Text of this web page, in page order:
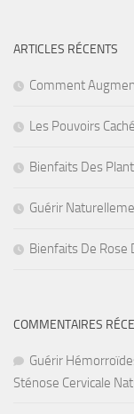
ARTICLES RÉCENTS
Comment
Les Pouvoirs
Bienfaits Des
Guérir
Bienfaits De Rose
COMMENTAIRES
Guérir
Sténose Cervicale